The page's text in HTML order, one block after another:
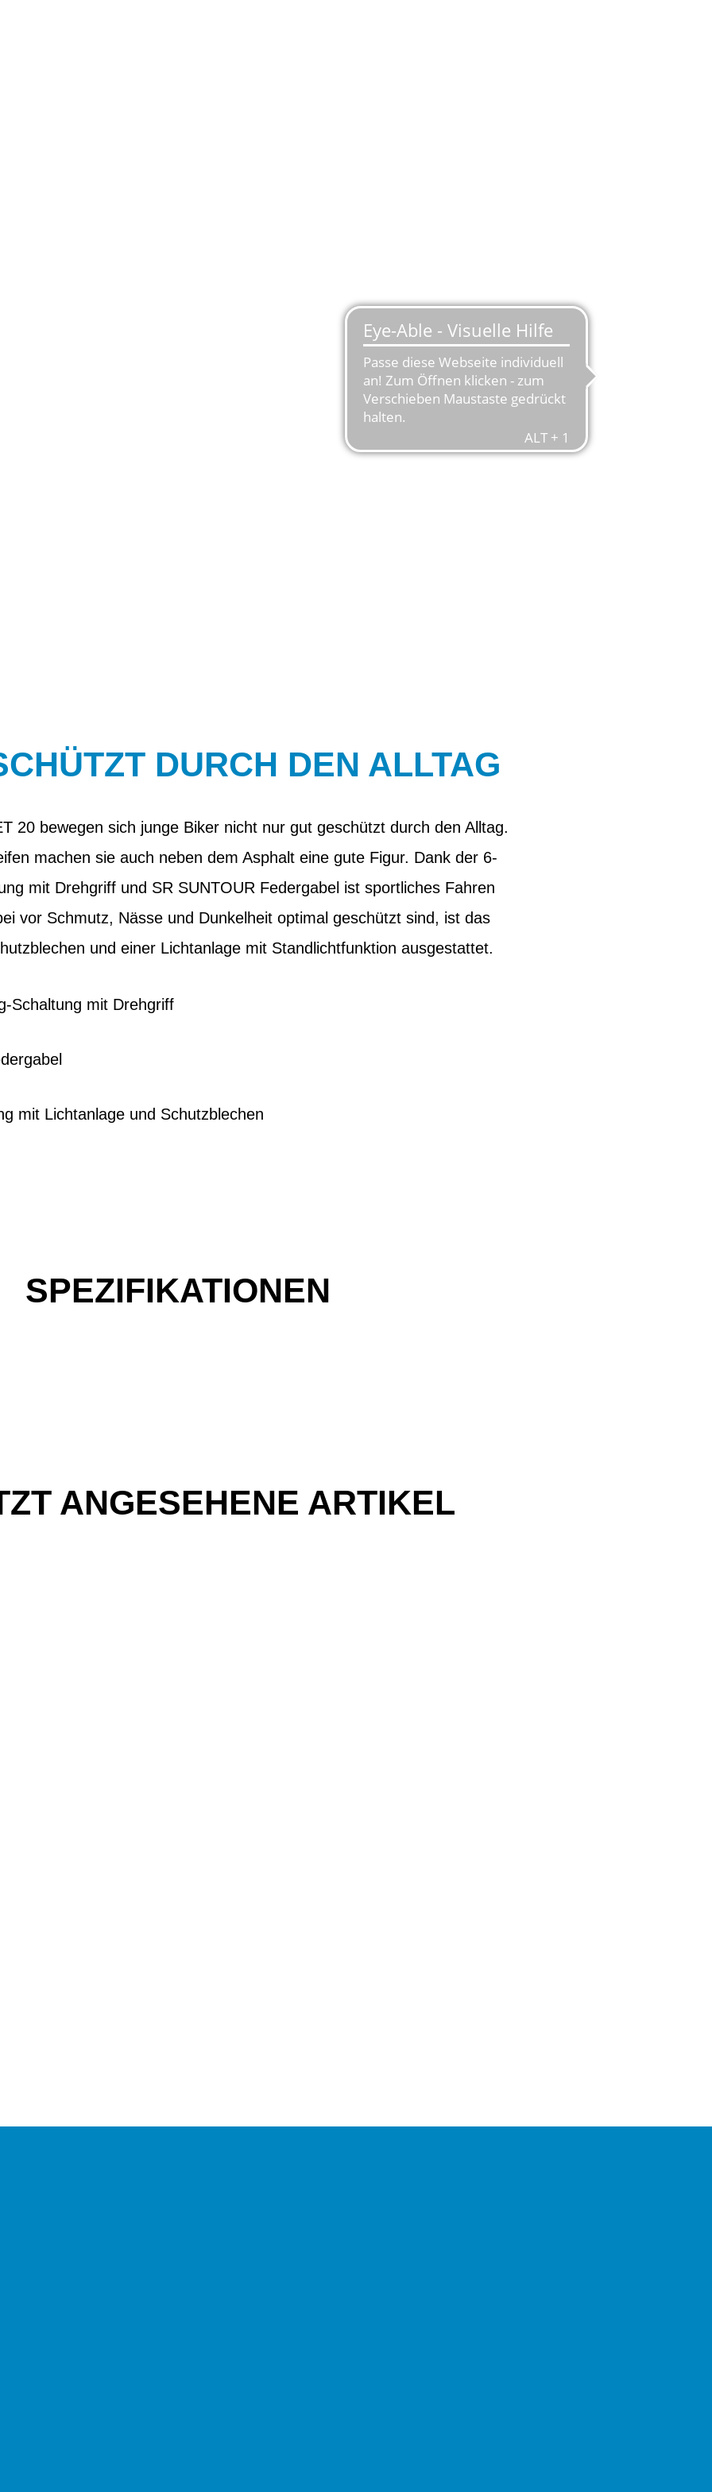
DURCH DEN ALLTAG
20 bewegen sich junge Biker nicht nur gut geschützt durch den Alltag.
machen sie auch neben dem Asphalt eine gute Figur. Dank der 6-
mit Drehgriff und SR SUNTOUR Federgabel ist sportliches Fahren
vor Schmutz, Nässe und Dunkelheit optimal geschützt sind, ist das
und einer Lichtanlage mit Standlichtfunktion ausgestattet.
Schaltung mit Drehgriff
mit Lichtanlage und Schutzblechen
SPEZIFIKATIONEN
ANGESEHENE ARTIKEL